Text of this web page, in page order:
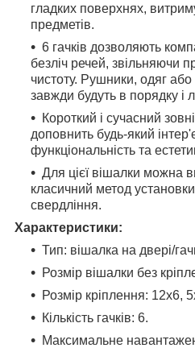
гладких поверхнях,
предметів.
6 гачків дозволяють
безліч речей, звільняючи
чистоту. Рушники, одяг
завжди будуть в порядку і
Короткий і сучасний
доповнить будь-який
функціональність та
Для цієї вішалки можна
класичний метод
свердління.
Характеристики:
Тип: вішалка на двері/
Розмір вішалки без
Розмір кріплення: 12х6,
Кількість гачків: 6.
Максимальне